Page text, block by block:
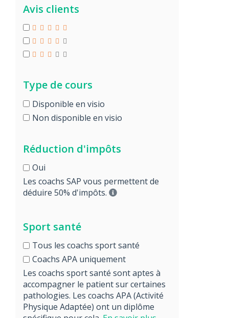
Avis clients
Type de cours
Disponible en visio
Non disponible en visio
Réduction d'impôts
Oui
Les coachs SAP vous permettent de
déduire 50% d'impôts.
Sport santé
Tous les coachs sport santé
Coachs APA uniquement
Les coachs sport santé sont aptes à
accompagner le patient sur certaines
pathologies. Les coachs APA (Activité
Physique Adaptée) ont un diplôme